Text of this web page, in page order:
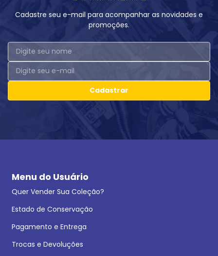
Cadastre seu e-mail para acompanhar as novidades e
promoções.
Cadastrar
Menu do Usuário
Quer Vender Sua Coleção?
Estado de Conservação
Pagamento e Entrega
Trocas e Devoluções